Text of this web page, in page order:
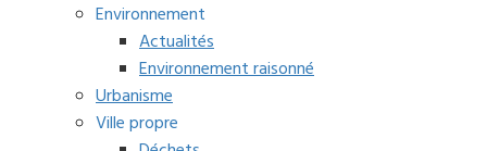
Environnement
Actualités
Environnement raisonné
Urbanisme
Ville propre